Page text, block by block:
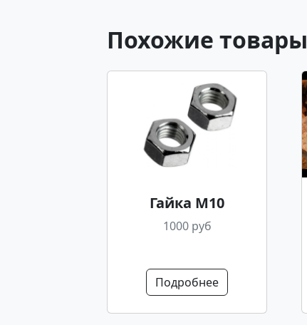
Похожие товары
Гайка М10
1000 руб
Подробнее